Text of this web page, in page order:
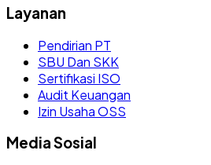
Layanan
Pendirian PT
SBU Dan SKK
Sertifikasi ISO
Audit Keuangan
Izin Usaha OSS
Media Sosial